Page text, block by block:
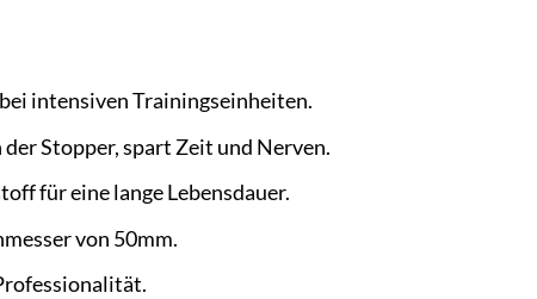
intensiven Trainingseinheiten.
Stopper, spart Zeit und Nerven.
für eine lange Lebensdauer.
von 50mm.